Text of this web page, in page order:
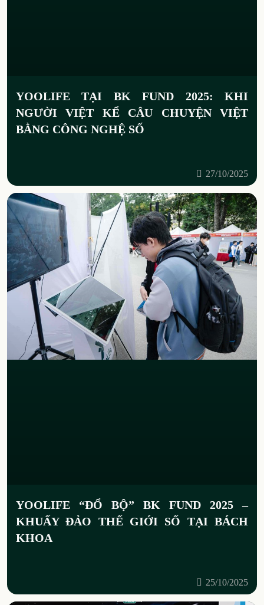
YOOLIFE TẠI BK FUND 2025: KHI
NGƯỜI VIỆT KỂ CÂU CHUYỆN VIỆT
BẰNG CÔNG NGHỆ SỐ
27/10/2025
YOOLIFE “ĐỔ BỘ” BK FUND 2025 –
KHUẤY ĐẢO THẾ GIỚI SỐ TẠI BÁCH
KHOA
25/10/2025